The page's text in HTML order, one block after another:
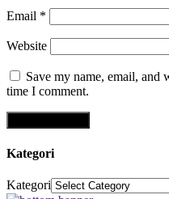
Email *
Website
Save my name, email, and
time I comment.
Kategori
Kategori